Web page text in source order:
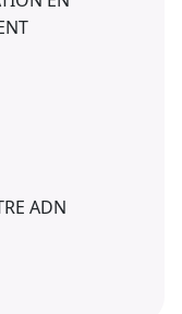
ADN